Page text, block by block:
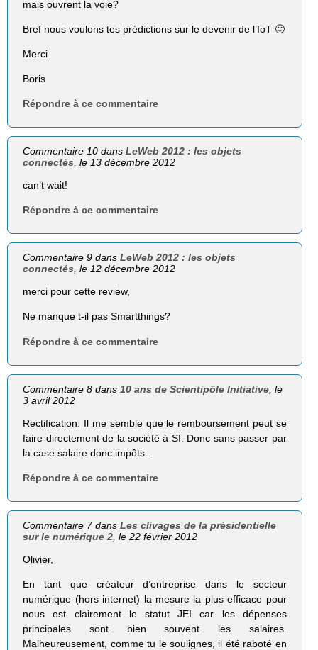
mais ouvrent la voie?
Bref nous voulons tes prédictions sur le devenir de l’IoT 🙂
Merci
Boris
Répondre à ce commentaire
Commentaire 10 dansLeWeb 2012 : les objets
connectés , le 13 décembre 2012
can’t wait!
Répondre à ce commentaire
Commentaire 9 dansLeWeb 2012 : les objets
connectés, le 12 décembre 2012
merci pour cette review,
Ne manque t-il pas Smartthings?
Répondre à ce commentaire
Commentaire 8 dans10 ans de Scientipôle Initiative , le
3 avril 2012
Rectification. Il me semble que le remboursement peut se
faire directement de la société à SI. Donc sans passer par
la case salaire donc impôts…
Répondre à ce commentaire
Commentaire 7 dansLes clivages de la présidentielle
sur le numérique 2 , le 22 février 2012
Olivier,
En tant que créateur d’entreprise dans le secteur
numérique (hors internet) la mesure la plus efficace pour
nous est clairement le statut JEI car les dépenses
principales sont bien souvent les salaires.
Malheureusement, comme tu le soulignes, il été raboté en